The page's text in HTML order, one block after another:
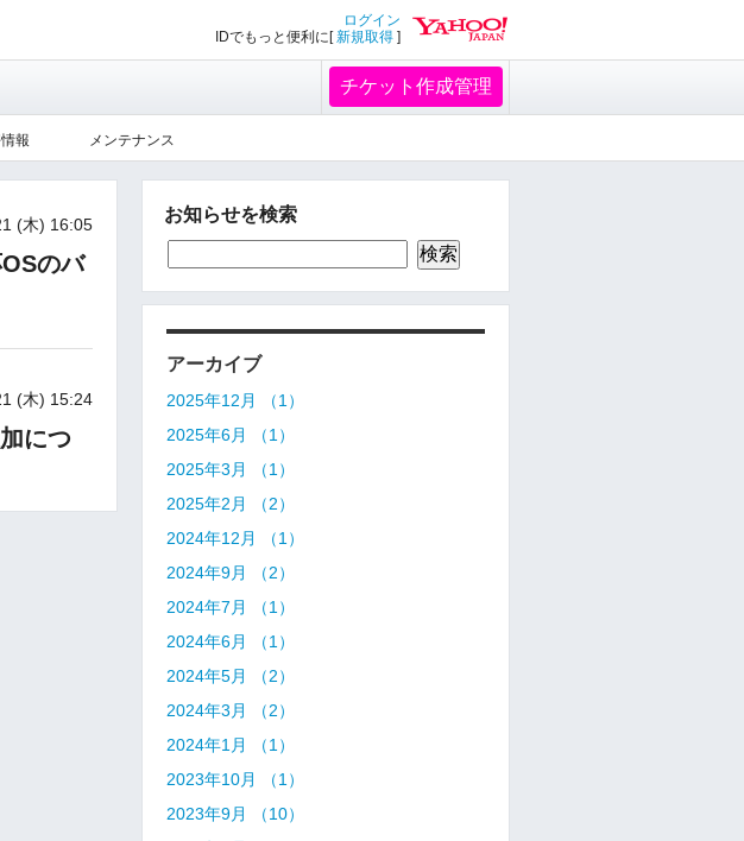
ログイン
IDでもっと便利に[新規取得 ]
チケット作成管理
報 メンテナンス
(木) 16:05
のバ
(木) 15:24
につ
お知らせを検索
アーカイブ
2025年12月 （1）
2025年6月 （1）
2025年3月 （1）
2025年2月 （2）
2024年12月 （1）
2024年9月 （2）
2024年7月 （1）
2024年6月 （1）
2024年5月 （2）
2024年3月 （2）
2024年1月 （1）
2023年10月 （1）
2023年9月 （10）